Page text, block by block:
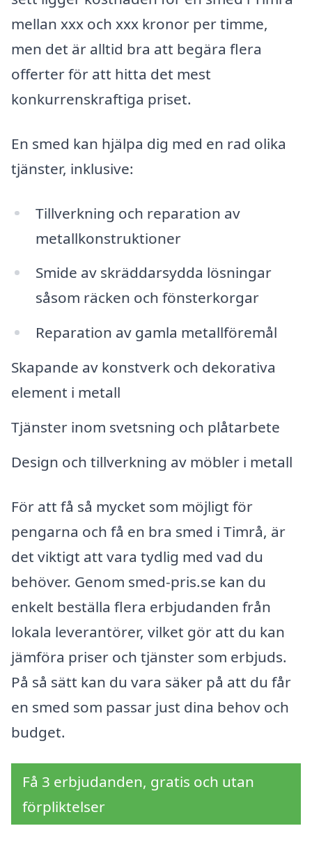
mellan xxx och xxx kronor per timme,
men det är alltid bra att begära flera
offerter för att hitta det mest
konkurrenskraftiga priset.
En smed kan hjälpa dig med en rad olika
tjänster, inklusive:
Tillverkning och reparation av
metallkonstruktioner
Smide av skräddarsydda lösningar
såsom räcken och fönsterkorgar
Reparation av gamla metallföremål
Skapande av konstverk och dekorativa
element i metall
Tjänster inom svetsning och plåtarbete
Design och tillverkning av möbler i metall
För att få så mycket som möjligt för
pengarna och få en bra smed i Timrå, är
det viktigt att vara tydlig med vad du
behöver. Genom smed-pris.se kan du
enkelt beställa flera erbjudanden från
lokala leverantörer, vilket gör att du kan
jämföra priser och tjänster som erbjuds.
På så sätt kan du vara säker på att du får
en smed som passar just dina behov och
budget.
Få 3 erbjudanden, gratis och utan
förpliktelser